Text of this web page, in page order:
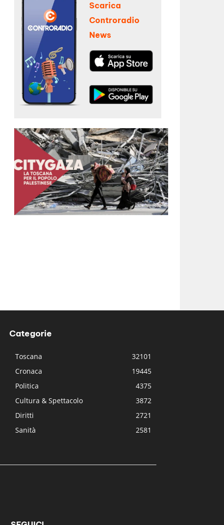
Scarica
Controradio
News
Categorie
Toscana
32101
Cronaca
19445
Politica
4375
Cultura & Spettacolo
3872
Diritti
2721
Sanità
2581